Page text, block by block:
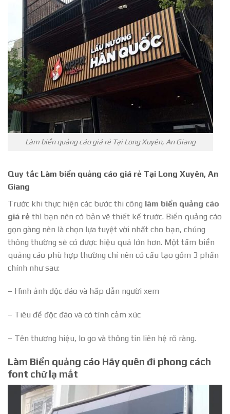
Làm biển quảng cáo giá rẻ Tại Long Xuyên, An Giang
Quy tắc Làm biển quảng cáo giá rẻ Tại Long Xuyên, An
Giang
Trước khi thực hiện các bước thi công làm biển quảng cáo
giá rẻ thì bạn nên có bản vẽ thiết kế trước. Biển quảng cáo
gọn gàng nên là chọn lựa tuyệt vời nhất cho bạn, chúng
thông thường sẽ có được hiệu quả lớn hơn. Một tấm biển
quảng cáo phù hợp thường chỉ nên có cấu tạo gồm 3 phần
chính như sau:
– Hình ảnh độc đáo và hấp dẫn người xem
– Tiêu đề độc đáo và có tính cảm xúc
– Tên thương hiệu, lo go và thông tin liên hệ rõ ràng.
Làm Biển quảng cáo Hãy quên đi phong cách
font chữ lạ mắt